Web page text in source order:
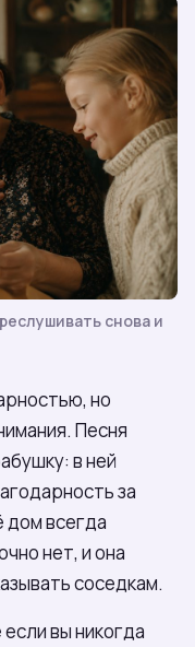
снова и
но
Песня
в ней
за
дом всегда
нет, и она
соседкам.
вы никогда